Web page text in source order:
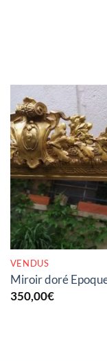
RUPTURE DE
VENDUS
Miroir doré
350,00€